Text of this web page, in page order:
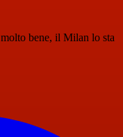
bene, il Milan lo sta